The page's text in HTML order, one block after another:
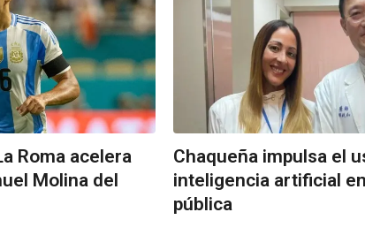
Roma acelera
Molina del
Chaqueña impulsa el
inteligencia artificial
pública